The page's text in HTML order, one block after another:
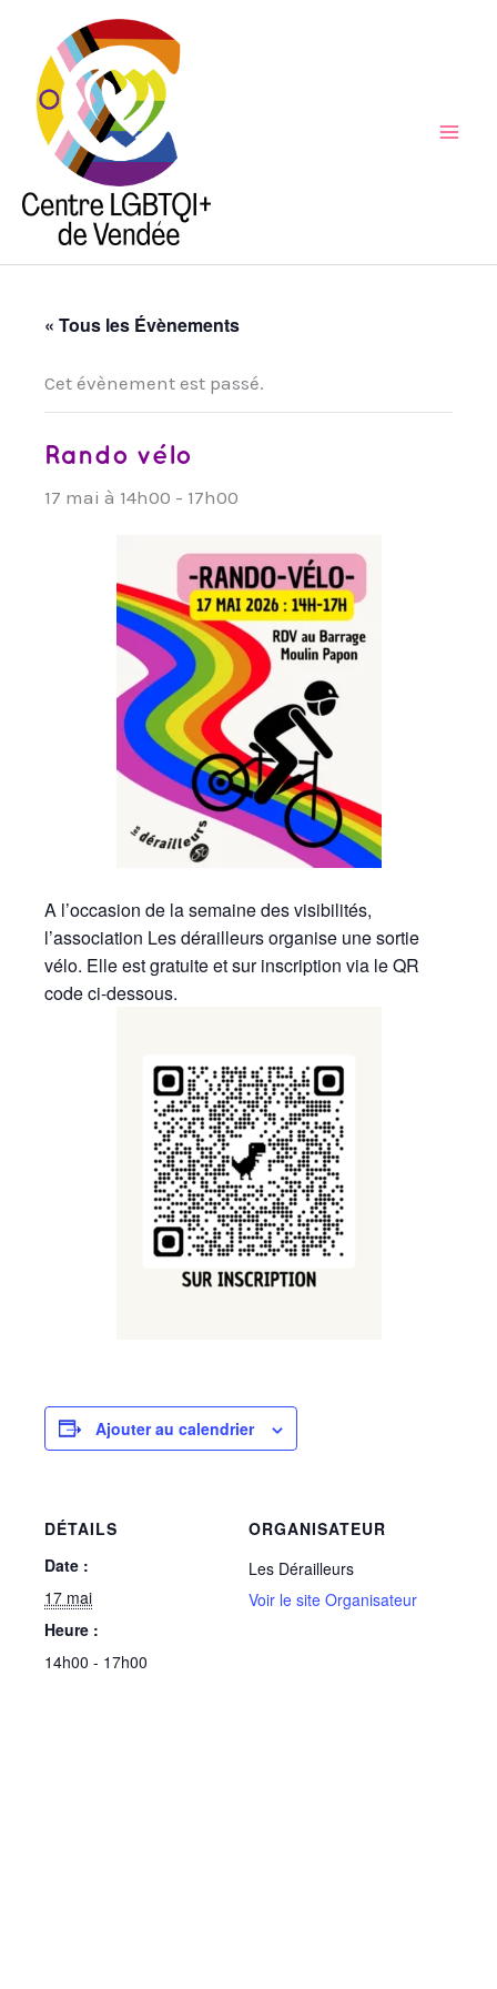
contenu
« Tous les Évènements
Cet évènement est passé.
Rando vélo
17 mai à 14h00 - 17h00
A l’occasion de la semaine des visibilités,
l’association Les dérailleurs organise une sortie
vélo. Elle est gratuite et sur inscription via le QR
code ci-dessous.
Ajouter au calendrier
DÉTAILS
Date :
17 mai
Heure :
14h00 - 17h00
ORGANISATEUR
Les Dérailleurs
Voir le site Organisateur